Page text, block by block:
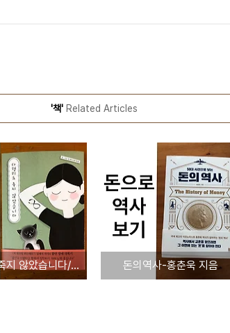
'책'Related Articles
다행히도 죽지 않았습니다/ 김예지(코피루왁) 지음 돈의역사-홍춘욱 지음